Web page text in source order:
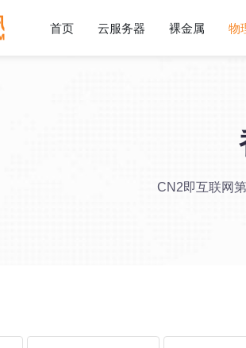
首页 云服务器 裸金属 物
CN2即互联网